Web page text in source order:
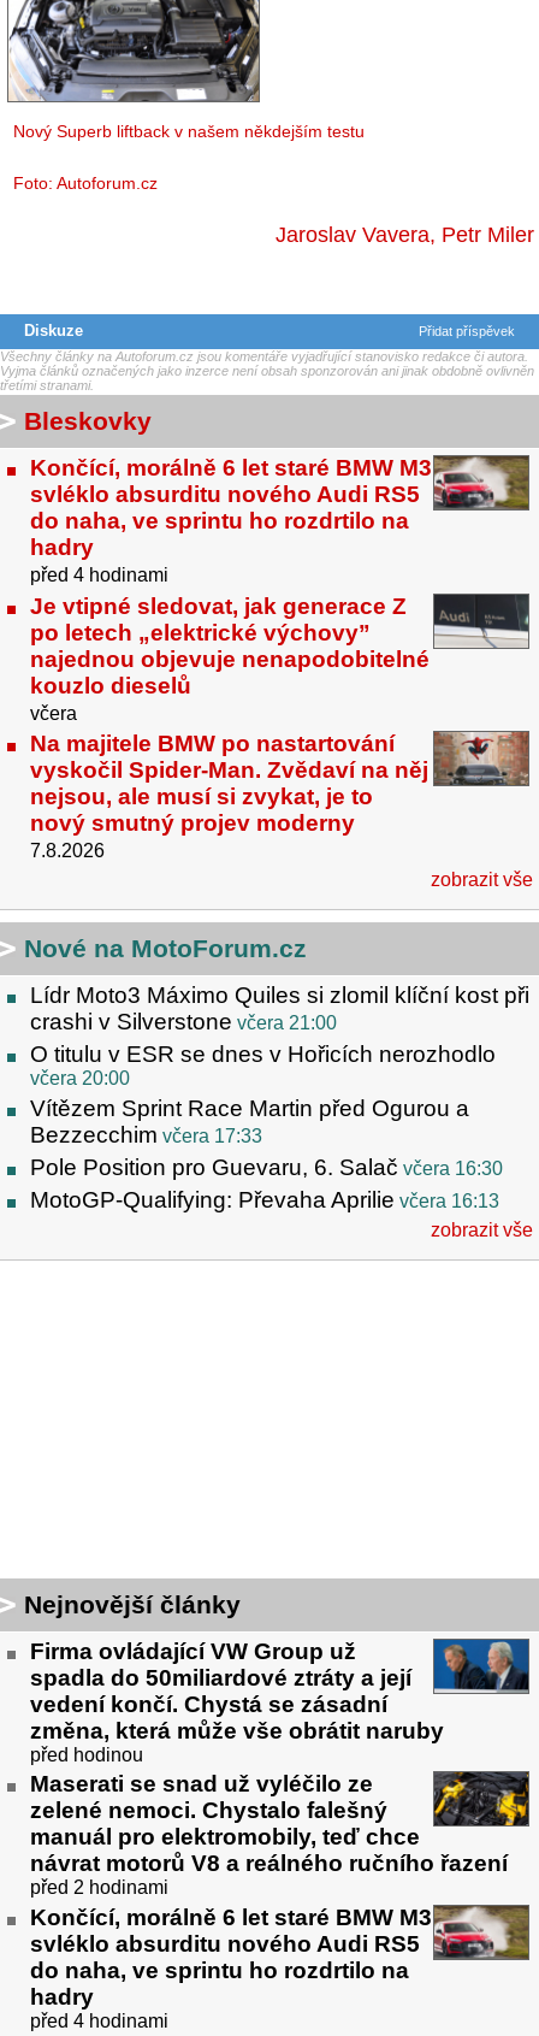
Nový Superb liftback v našem někdejším testu
Foto: Autoforum.cz
Jaroslav Vavera, Petr Miler
Diskuze
Přidat příspěvek
Všechny články na Autoforum.cz jsou komentáře vyjadřující stanovisko redakce či autora.
Vyjma článků označených jako inzerce není obsah sponzorován ani jinak obdobně ovlivněn
třetími stranami.
Bleskovky
Končící, morálně 6 let staré BMW M3
svléklo absurditu nového Audi RS5
do naha, ve sprintu ho rozdrtilo na
hadry
před 4 hodinami
Je vtipné sledovat, jak generace Z
po letech „elektrické výchovy”
najednou objevuje nenapodobitelné
kouzlo dieselů
včera
Na majitele BMW po nastartování
vyskočil Spider-Man. Zvědaví na něj
nejsou, ale musí si zvykat, je to
nový smutný projev moderny
7.8.2026
zobrazit vše
Nové na MotoForum.cz
Lídr Moto3 Máximo Quiles si zlomil klíční kost při
crashi v Silverstone včera 21:00
O titulu v ESR se dnes v Hořicích nerozhodlo
včera 20:00
Vítězem Sprint Race Martin před Ogurou a
Bezzecchim včera 17:33
Pole Position pro Guevaru, 6. Salač včera 16:30
MotoGP-Qualifying: Převaha Aprilie včera 16:13
zobrazit vše
Nejnovější články
Firma ovládající VW Group už
spadla do 50miliardové ztráty a její
vedení končí. Chystá se zásadní
změna, která může vše obrátit naruby
před hodinou
Maserati se snad už vyléčilo ze
zelené nemoci. Chystalo falešný
manuál pro elektromobily, teď chce
návrat motorů V8 a reálného ručního řazení
před 2 hodinami
Končící, morálně 6 let staré BMW M3
svléklo absurditu nového Audi RS5
do naha, ve sprintu ho rozdrtilo na
hadry
před 4 hodinami